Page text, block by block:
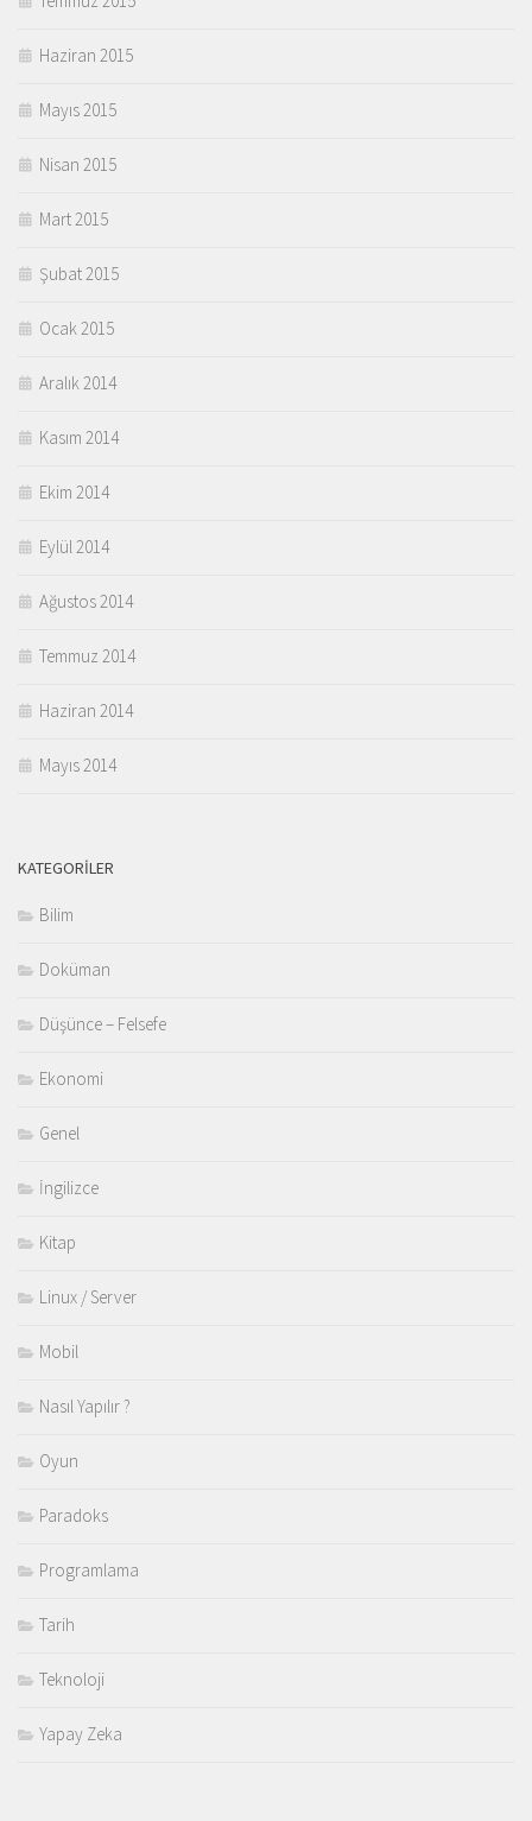
Haziran 2015
Mayıs 2015
Nisan 2015
Mart 2015
Şubat 2015
Ocak 2015
Aralık 2014
Kasım 2014
Ekim 2014
Eylül 2014
Ağustos 2014
Temmuz 2014
Haziran 2014
Mayıs 2014
KATEGORILER
Bilim
Doküman
Düşünce – Felsefe
Ekonomi
Genel
İngilizce
Kitap
Linux / Server
Mobil
Nasıl Yapılır ?
Oyun
Paradoks
Programlama
Tarih
Teknoloji
Yapay Zeka